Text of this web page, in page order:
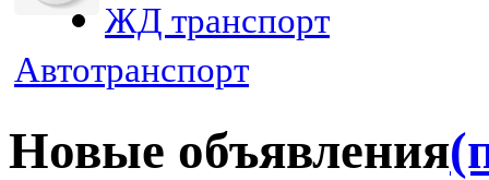
ЖД транспорт
Автотранспорт
Новые объявления